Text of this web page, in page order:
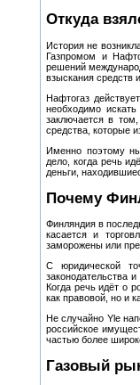
Откуда
История не
Газпромом и
решений
взыскания средств
Нафтогаз
необходимо
заключается в
средства, которые
Именно поэтому
дело, когда речь
деньги,
Почему
Финляндия в
касается и
заморожены или
С юридической
законодательства
Когда речь идёт о
как правовой, но и
Не случайно Yle
российское
частью более
Газовый